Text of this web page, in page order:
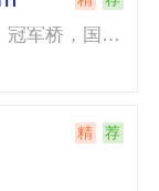
购酒趣，冠军桥，国际区
精 荐